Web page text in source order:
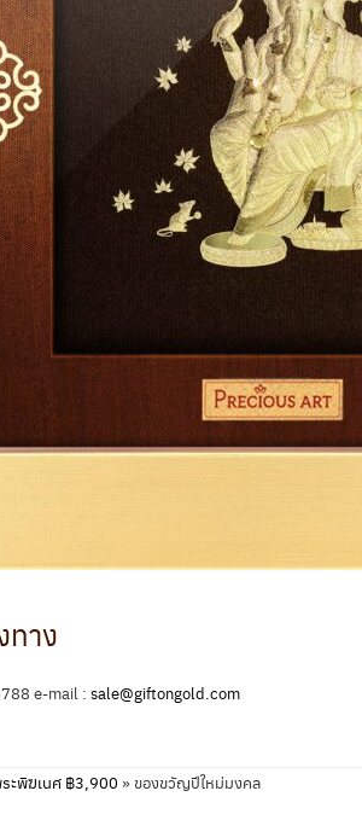
ทาง
e-mail : sale@giftongold.com
ะพิฆเนศ ฿3,900 »ของขวัญปีใหม่มงคล